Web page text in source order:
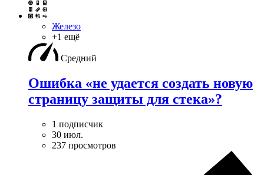
Железо
+1 ещё
Средний
Ошибка «не удается создать новую
страницу защиты для стека»?
1 подписчик
30 июл.
237 просмотров